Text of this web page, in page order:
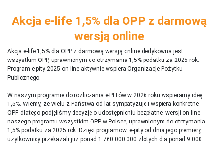
Akcja e-life 1,5% dla OPP z darmową
wersją online
Akcja e-life 1,5% dla OPP z darmową wersją online dedykowna jest
wszystkim OPP, uprawnionym do otrzymania 1,5% podatku za 2025 rok.
Program e-pity 2025 on-line aktywnie wspiera Organizacje Pożytku
Publicznego.
W naszym programie do rozliczania e-PITów w 2026 roku wspieramy ideę
1,5%. Wiemy, że wielu z Państwa od lat sympatyzuje i wspiera konkretne
OPP, dlatego podjęliśmy decyzję o udostępnieniu bezpłatnej wersji on-line
naszego programu wszystkim OPP w Polsce, uprawnionym do otrzymania
1,5% podatku za 2025 rok. Dzięki programowi e-pity od dnia jego premiery,
użytkownicy przekazali już ponad 1 760 000 000 złotych dla ponad 9 000